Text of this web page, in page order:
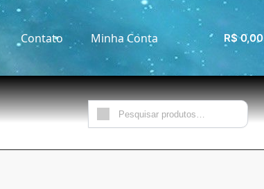
Contato Minha Conta R$0,00